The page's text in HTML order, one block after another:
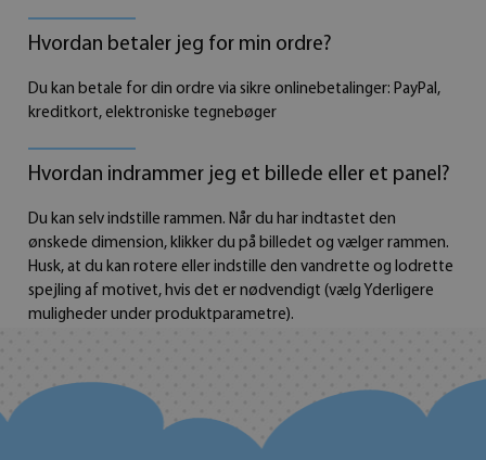
Hvordan betaler jeg for min ordre?
Du kan betale for din ordre via sikre onlinebetalinger: PayPal,
kreditkort, elektroniske tegnebøger
Hvordan indrammer jeg et billede eller et panel?
Du kan selv indstille rammen. Når du har indtastet den
ønskede dimension, klikker du på billedet og vælger rammen.
Husk, at du kan rotere eller indstille den vandrette og lodrette
spejling af motivet, hvis det er nødvendigt (vælg Yderligere
muligheder under produktparametre).